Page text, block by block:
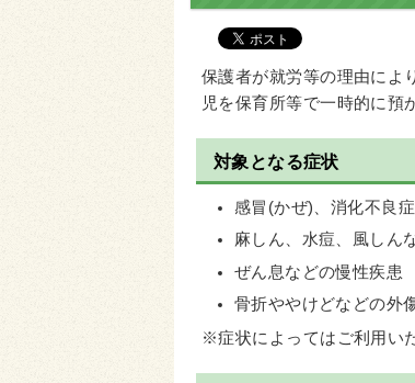
保護者が就労等の理由によ
児を保育所等で一時的に預
対象となる症状
感冒(かぜ)、消化不良
麻しん、水痘、風しん
ぜん息などの慢性疾患
骨折ややけどなどの外
※症状によってはご利用い